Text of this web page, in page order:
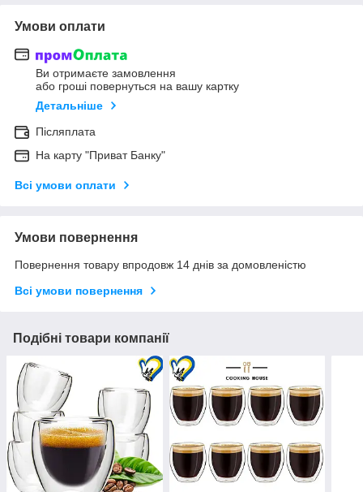
Умови оплати
Ви отримаєте замовлення
або гроші повернуться на вашу картку
Детальніше
Післяплата
На карту "Приват Банку"
Всі умови оплати
Умови повернення
Повернення товару впродовж 14 днів за домовленістю
Всі умови повернення
Подібні товари компанії